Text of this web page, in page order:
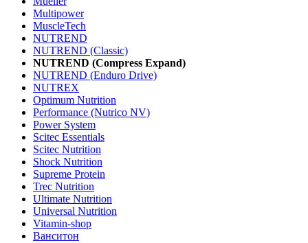
Multipower
MuscleTech
NUTREND
NUTREND (Classic)
NUTREND (Compress Expand)
NUTREND (Enduro Drive)
NUTREX
Optimum Nutrition
Performance (Nutrico NV)
Power System
Scitec Essentials
Scitec Nutrition
Shock Nutrition
Supreme Protein
Trec Nutrition
Ultimate Nutrition
Universal Nutrition
Vitamin-shop
Ванситон